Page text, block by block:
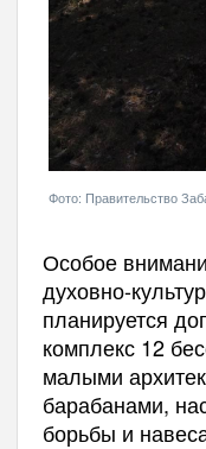
Фото: Правительство
Особое
духовно-
планируется
комплекс 12
малыми
барабанами,
борьбы и